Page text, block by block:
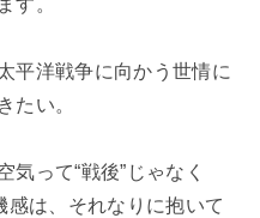
す。
平洋戦争に向かう世情に
たい。
気って“戦後”じゃなく
感は、それなりに抱いて